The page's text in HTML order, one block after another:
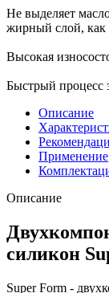
Не выделяет
жирный слой, как
Высокая
Быстрый процесс
Описание
Применение
Описание
силикон
Super Form -